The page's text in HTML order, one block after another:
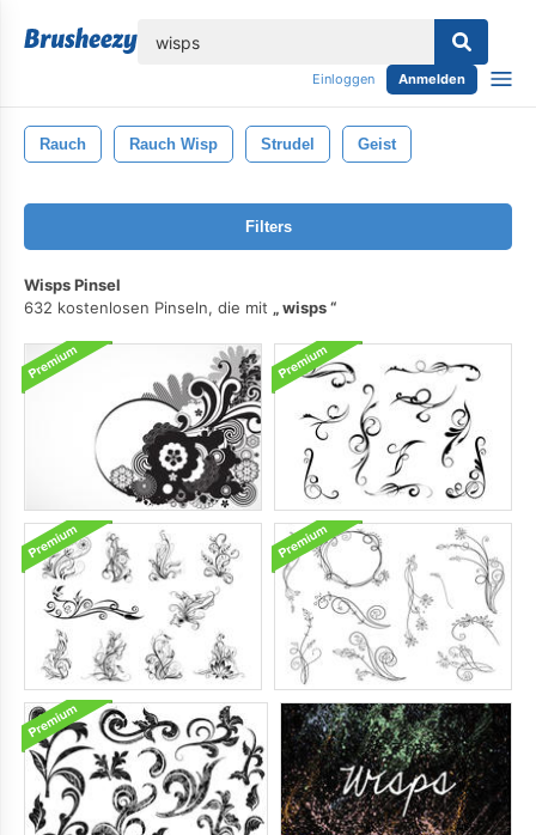
Einloggen Anmelden
Rauch Rauch Wisp Strudel Geist
Filters
Wisps Pinsel
632 kostenlosen Pinseln, die mit
wisps